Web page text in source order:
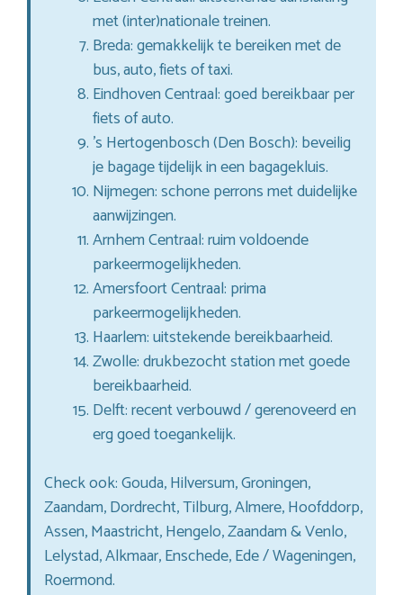
met (inter)nationale treinen.
Breda: gemakkelijk te bereiken met de
bus, auto, fiets of taxi.
Eindhoven Centraal: goed bereikbaar per
fiets of auto.
’s Hertogenbosch (Den Bosch): beveilig
je bagage tijdelijk in een bagagekluis.
Nijmegen: schone perrons met duidelijke
aanwijzingen.
Arnhem Centraal: ruim voldoende
parkeermogelijkheden.
Amersfoort Centraal: prima
parkeermogelijkheden.
Haarlem: uitstekende bereikbaarheid.
Zwolle: drukbezocht station met goede
bereikbaarheid.
Delft: recent verbouwd / gerenoveerd en
erg goed toegankelijk.
Check ook: Gouda, Hilversum, Groningen,
Zaandam, Dordrecht, Tilburg, Almere, Hoofddorp,
Assen, Maastricht, Hengelo, Zaandam & Venlo,
Lelystad, Alkmaar, Enschede, Ede / Wageningen,
Roermond.